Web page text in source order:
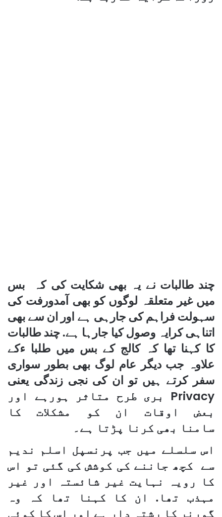
چند طالبات نے یہ بھی شکایت کی کہ بس
میں غیر متعلقہ لوگوں کو بھی آمدورفت کی
سہولت فراہم کی جارہی ہے اور ان سے بھی
اتناہی کرایہ وصول کیا جارہا ہے. چند طالبات
کا کہنا تھا کہ کالج کے بس میں طلبا ءکے
علاوہ جب دیگر عام لوگ بھی بطور سواری
سفر کرتے ہیں تو ان کی نجی زندگی یعنی
Privacy بری طرح متاثر ہورہے اور
بعض اوقات ان کو مشکلات کا
سامنا بھی کرنا پڑتا ہے۔
اس سلسلے میں جب پرنسپل اسلم ندیم
سے کچھ جاننے کی کوشش کی گئی تو اس
کا رویہ نہایت غیر شائستہ اور غیر
مہذب تھا. ان کا کہنا تھا کہ وہ
گورنر کا رشتہ دار ہے اور اس کا کوئی